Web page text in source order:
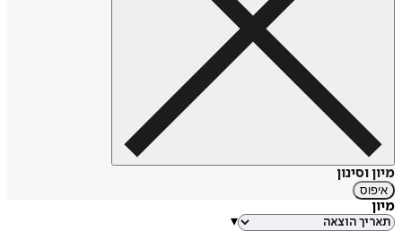
מיון וסינון
איפוס
מיון
▾